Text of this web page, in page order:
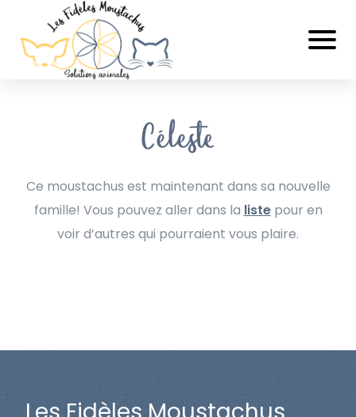
Céleste
Ce moustachus est maintenant dans sa nouvelle
famille! Vous pouvez aller dans la listepour en
voir d’autres qui pourraient vous plaire.